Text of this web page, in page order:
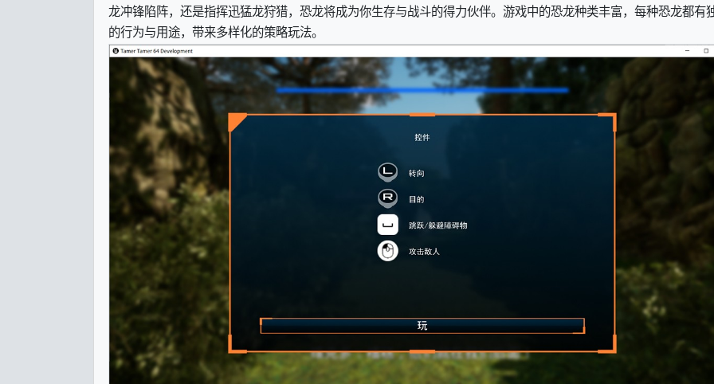
龙冲锋陷阵，还是指挥迅猛龙狩猎，恐龙将成为你生存与战斗的得力伙伴。游戏中的恐龙种类丰富，每种恐龙都有
的行为与用途，带来多样化的策略玩法。